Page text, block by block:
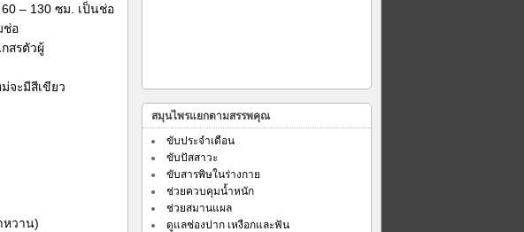
– 130 ซม. เป็นช่อ
ช่อ
สรตัวผู้
จะมีสีเขียว
หวาน)
สมุนไพรแยกตามสรรพคุณ
ขับประจำเดือน
ขับปัสสาวะ
ขับสารพิษในร่างกาย
ช่วยควบคุมน้ำหนัก
ช่วยสมานแผล
ดูแลช่องปาก เหงือกและฟัน